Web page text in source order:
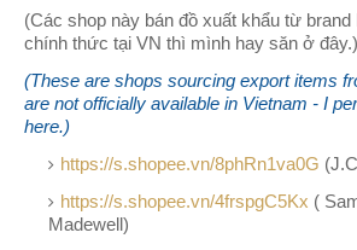
(Các shop này bán đồ xuất khẩu từ
chính thức tại VN thì mình hay săn ở đây.)
(These are shops sourcing export items
are not officially available in Vietnam - I
here.)
https://s.shopee.vn/8phRn1va0G
https://s.shopee.vn/4frspgC5Kx (
Madewell)